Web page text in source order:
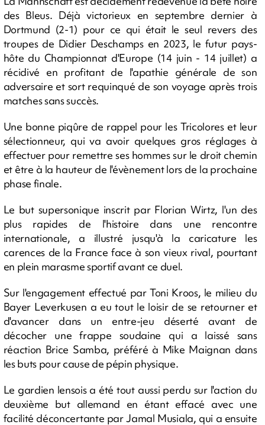
des Bleus. Déjà victorieux en septembre dernier à
Dortmund (2-1) pour ce qui était le seul revers des
troupes de Didier Deschamps en 2023, le futur pays-
hôte du Championnat d'Europe (14 juin - 14 juillet) a
récidivé en profitant de l'apathie générale de son
adversaire et sort requinqué de son voyage après trois
matches sans succès.
Une bonne piqûre de rappel pour les Tricolores et leur
sélectionneur, qui va avoir quelques gros réglages à
effectuer pour remettre ses hommes sur le droit chemin
et être à la hauteur de l'évènement lors de la prochaine
phase finale.
Le but supersonique inscrit par Florian Wirtz, l'un des
plus rapides de l'histoire dans une rencontre
internationale, a illustré jusqu'à la caricature les
carences de la France face à son vieux rival, pourtant
en plein marasme sportif avant ce duel.
Sur l'engagement effectué par Toni Kroos, le milieu du
Bayer Leverkusen a eu tout le loisir de se retourner et
d'avancer dans un entre-jeu déserté avant de
décocher une frappe soudaine qui a laissé sans
réaction Brice Samba, préféré à Mike Maignan dans
les buts pour cause de pépin physique.
Le gardien lensois a été tout aussi perdu sur l'action du
deuxième but allemand en étant effacé avec une
facilité déconcertante par Jamal Musiala, qui a ensuite